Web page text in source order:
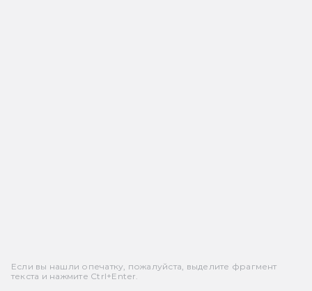
Если вы нашли опечатку, пожалуйста, выделите фрагмент
текста и нажмите Ctrl+Enter.